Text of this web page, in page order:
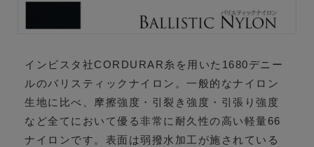
インビスタ社CORDURAR糸を用いた1680デニー
ルのバリスティックナイロン。一般的なナイロン
生地に比べ、摩擦強度・引裂き強度・引張り強度
など全てにおいて優る非常に耐久性の高い軽量66
ナイロンです。表面は弱撥水加工が施されている